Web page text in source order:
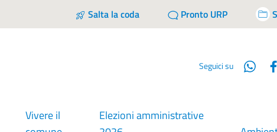
Salta la coda Pronto URP
Seguici su
Vivere il
Elezioni amministrative